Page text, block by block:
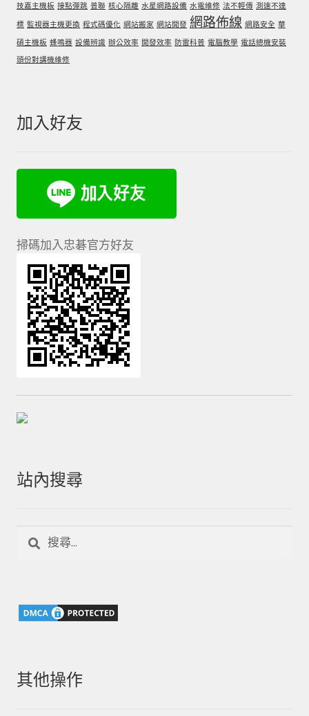
技嘉主機板 接點彈跳 普聯 核心隔離 水星網路設備 水電維修 法不輕傳 測速不達
標 監視器主機更換 程式碼優化 網站搬家 網站開發 網路佈線 網路安全 華
碩主機板 蜂鳴器 設備辨識 辦公效率 開發效率 防雷科普 電腦教學 電話總機安裝
頭份對講機維修
加入好友
掃碼加入忠碁官方好友
站內搜尋
字:
其他操作